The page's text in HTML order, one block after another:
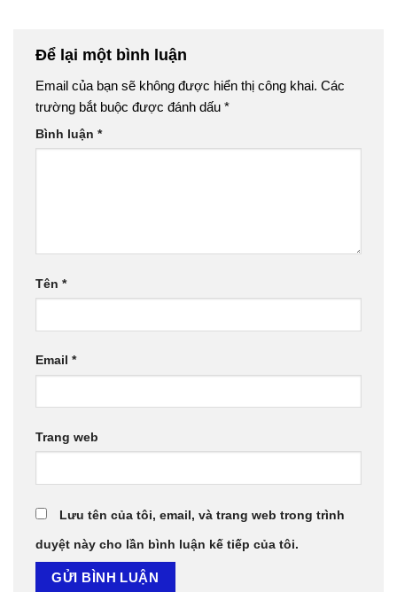
Để lại một bình luận
Email của bạn sẽ không được hiển thị công khai. Các
trường bắt buộc được đánh dấu *
Bình luận *
Tên *
Email *
Trang web
Lưu tên của tôi, email, và trang web trong trình
duyệt này cho lần bình luận kế tiếp của tôi.